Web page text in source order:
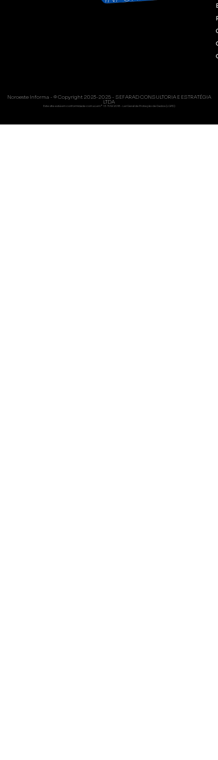
Noroeste Informa - © Copyright 2023-2025 - SEFARAD CONSULTORIA E ESTRATÉGIA
LTDA
Este site está em conformidade com a Lei nº 13.709/2018 - Lei Geral de Proteção de Dados (LGPD)